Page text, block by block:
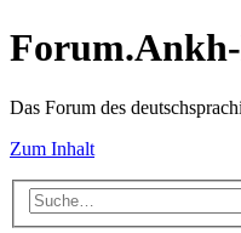
Das Forum des
Zum Inhalt